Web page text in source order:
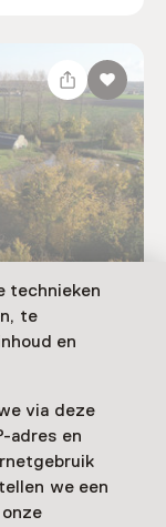
technieken
te
en
via deze
adres en
we een